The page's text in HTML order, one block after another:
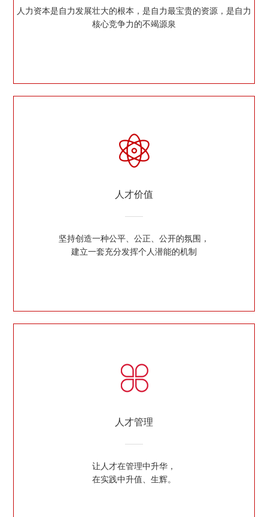
人力资本是自力发展壮大的根本，是自力最宝贵的资源，是自力
核心竞争力的不竭源泉
人才价值
坚持创造一种公平、公正、公开的氛围，
建立一套充分发挥个人潜能的机制
人才管理
让人才在管理中升华，
在实践中升值、生辉。